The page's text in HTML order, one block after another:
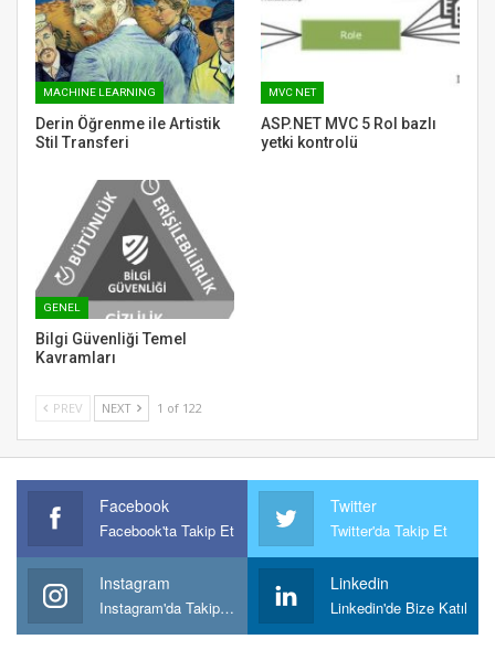
MACHINE LEARNING
Derin Öğrenme ile Artistik
Stil Transferi
MVC NET
ASP.NET MVC 5 Rol bazlı
yetki kontrolü
GENEL
Bilgi Güvenliği Temel
Kavramları
PREV NEXT 1 of 122
Facebook
Facebook'ta Takip Et
Twitter
Twitter'da Takip Et
Instagram
Instagram'da Takipt Et
Linkedin
Linkedin'de Bize Katıl